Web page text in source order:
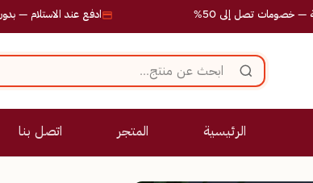
ادفع عند الاستلام — بدون مخاطر تصل إلى 50%
الرئيسية المتجر اتصل بنا